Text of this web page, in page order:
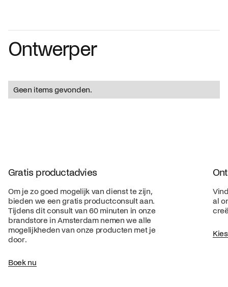
Ontwerper
Geen items gevonden.
Gratis productadvies
Om je zo goed mogelijk van dienst te zijn,
bieden we een gratis productconsult aan.
Tijdens dit consult van 60 minuten in onze
brandstore in Amsterdam nemen we alle
mogelijkheden van onze producten met je
door.
Boek nu
al